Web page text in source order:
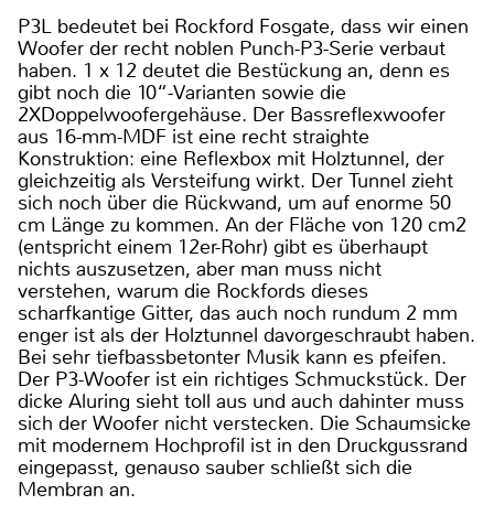
P3L bedeutet bei Rockford Fosgate, dass wir einen
Woofer der recht noblen Punch-P3-Serie verbaut
haben. 1 x 12 deutet die Bestückung an, denn es
gibt noch die 10“-Varianten sowie die
2XDoppelwoofergehäuse. Der Bassreflexwoofer
aus 16-mm-MDF ist eine recht straighte
Konstruktion: eine Reflexbox mit Holztunnel, der
gleichzeitig als Versteifung wirkt. Der Tunnel zieht
sich noch über die Rückwand, um auf enorme 50
cm Länge zu kommen. An der Fläche von 120 cm2
(entspricht einem 12er-Rohr) gibt es überhaupt
nichts auszusetzen, aber man muss nicht
verstehen, warum die Rockfords dieses
scharfkantige Gitter, das auch noch rundum 2 mm
enger ist als der Holztunnel davorgeschraubt haben.
Bei sehr tiefbassbetonter Musik kann es pfeifen.
Der P3-Woofer ist ein richtiges Schmuckstück. Der
dicke Aluring sieht toll aus und auch dahinter muss
sich der Woofer nicht verstecken. Die Schaumsicke
mit modernem Hochprofil ist in den Druckgussrand
eingepasst, genauso sauber schließt sich die
Membran an.